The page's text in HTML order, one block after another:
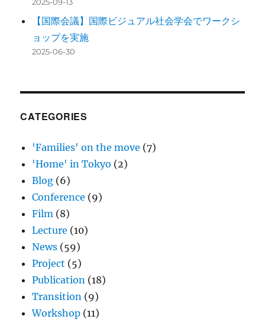
【国際会議】国際ビジュアル社会学会でワークシ
ョップを実施
2025-06-30
CATEGORIES
'Families' on the move (7)
'Home' in Tokyo (2)
Blog (6)
Conference (9)
Film (8)
Lecture (10)
News (59)
Project (5)
Publication (18)
Transition (9)
Workshop (11)